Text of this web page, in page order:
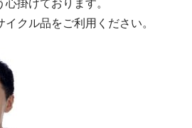
掛けております。
クル品をご利用ください。